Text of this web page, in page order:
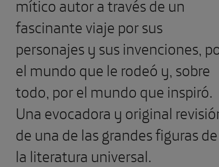
mítico autor a través de un
fascinante viaje por sus
personajes y sus invenciones,
el mundo que le rodeó y, sobre
todo, por el mundo que inspiró.
Una evocadora y original
de una de las grandes figuras de
la literatura universal.